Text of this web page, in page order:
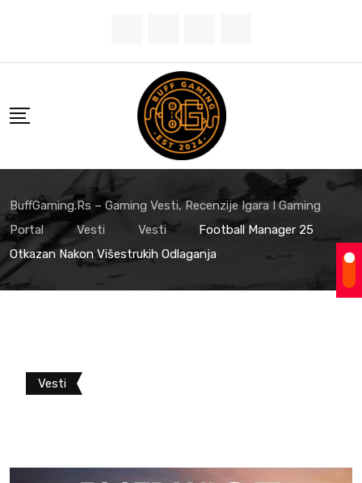
BuffGaming.rs – Gaming Vesti, Recenzije Igara I Gaming
Portal
Vesti Vesti
Football Manager 25
Otkazan Nakon Višestrukih Odlaganja
Vesti